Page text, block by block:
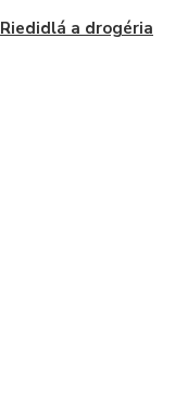
Riedidlá a drogéria